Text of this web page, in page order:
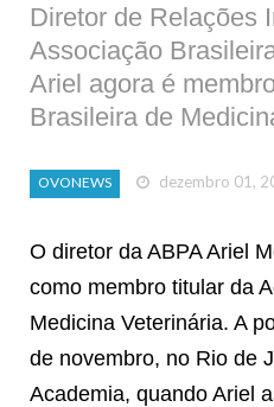
Diretor de Relações
Associação
Ariel agora é
Brasileira de
OVONEWS dezembro 01,
O diretor da ABPA Ariel
como membro titular da
Medicina Veterinária. A
de novembro, no Rio de
Academia, quando Ariel